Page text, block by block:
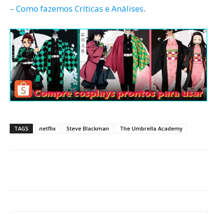
– Como fazemos Críticas e Análises.
TAGS netflix Steve Blackman The Umbrella Academy